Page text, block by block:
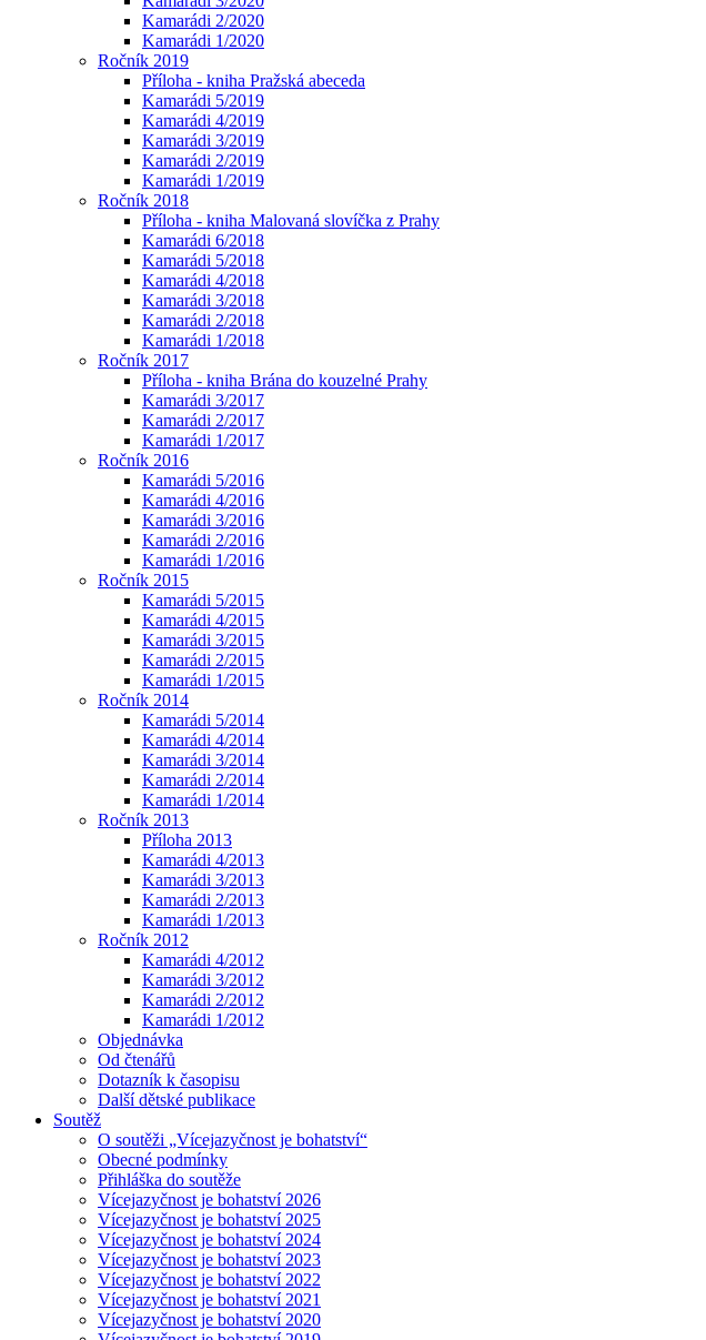
Kamarádi 2/2020
Kamarádi 1/2020
Ročník 2019
Příloha - kniha Pražská abeceda
Kamarádi 5/2019
Kamarádi 4/2019
Kamarádi 3/2019
Kamarádi 2/2019
Kamarádi 1/2019
Ročník 2018
Příloha - kniha Malovaná slovíčka z Prahy
Kamarádi 6/2018
Kamarádi 5/2018
Kamarádi 4/2018
Kamarádi 3/2018
Kamarádi 2/2018
Kamarádi 1/2018
Ročník 2017
Příloha - kniha Brána do kouzelné Prahy
Kamarádi 3/2017
Kamarádi 2/2017
Kamarádi 1/2017
Ročník 2016
Kamarádi 5/2016
Kamarádi 4/2016
Kamarádi 3/2016
Kamarádi 2/2016
Kamarádi 1/2016
Ročník 2015
Kamarádi 5/2015
Kamarádi 4/2015
Kamarádi 3/2015
Kamarádi 2/2015
Kamarádi 1/2015
Ročník 2014
Kamarádi 5/2014
Kamarádi 4/2014
Kamarádi 3/2014
Kamarádi 2/2014
Kamarádi 1/2014
Ročník 2013
Příloha 2013
Kamarádi 4/2013
Kamarádi 3/2013
Kamarádi 2/2013
Kamarádi 1/2013
Ročník 2012
Kamarádi 4/2012
Kamarádi 3/2012
Kamarádi 2/2012
Kamarádi 1/2012
Objednávka
Od čtenářů
Dotazník k časopisu
Další dětské publikace
Soutěž
O soutěži „Vícejazyčnost je bohatství“
Obecné podmínky
Přihláška do soutěže
Vícejazyčnost je bohatství 2026
Vícejazyčnost je bohatství 2025
Vícejazyčnost je bohatství 2024
Vícejazyčnost je bohatství 2023
Vícejazyčnost je bohatství 2022
Vícejazyčnost je bohatství 2021
Vícejazyčnost je bohatství 2020